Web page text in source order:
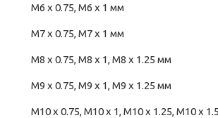
M6 x 0.75, M6 x 1 мм
M7 x 0.75, M7 x 1 мм
M8 x 0.75, M8 x 1, M8 x 1.25 мм
M9 x 0.75, M9 x 1, M9 x 1.25 мм
M10 x 0.75, M10 x 1, M10 x 1.25, M10 x